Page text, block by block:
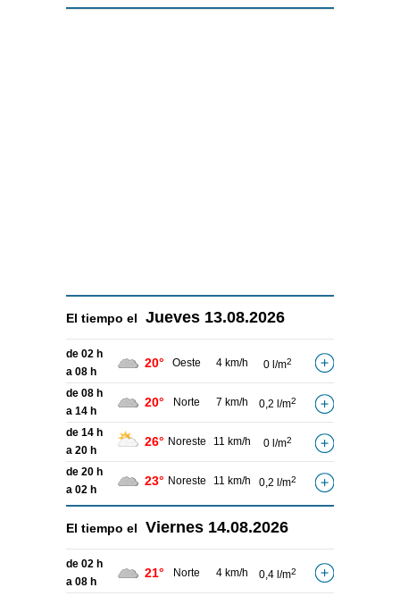
El tiempo el Jueves 13.08.2026
de 02 h
a 08 h
20° Oeste 4 km/h 0 l/m2
de 08 h
a 14 h
20° Norte 7 km/h 0,2 l/m2
de 14 h
a 20 h
26° Noreste 11 km/h 0 l/m2
de 20 h
a 02 h
23° Noreste 11 km/h 0,2 l/m2
El tiempo el Viernes 14.08.2026
de 02 h
a 08 h
21° Norte 4 km/h 0,4 l/m2